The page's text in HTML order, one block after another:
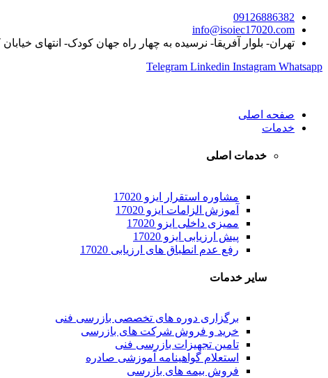
09126886382
info@isoiec17020.com
تهران- بلوار آفریقا- نرسیده به چهار راه جهان کودک- انتهای
Telegram Linkedin Instagram Whatsapp
صفحه اصلی
خدمات
خدمات اصلی
مشاوره استقرار ایزو 17020
آموزش الزامات ایزو 17020
ممیزی داخلی ایزو 17020
پیش ارزیابی ایزو 17020
رفع عدم انطباق های ارزیابی 17020
سایر خدمات
برگزاری دوره های تخصصی بازرسی فنی
خرید و فروش شرکت های بازرسی
تامین تجهیزات بازرسی فنی
استعلام گواهینامه آموزشی صادره
فروش بیمه های بازرسی